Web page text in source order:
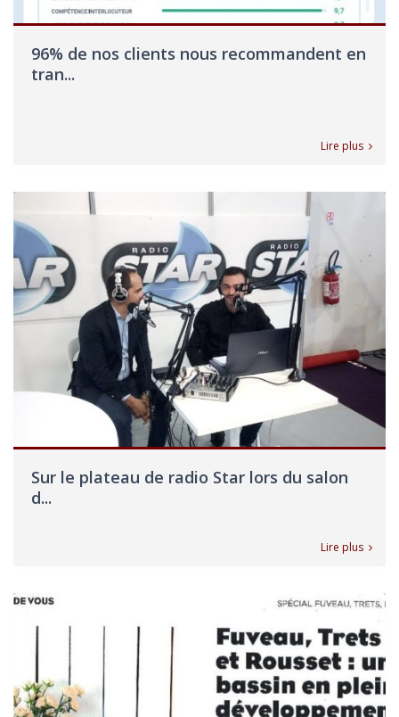
96% de nos clients nous recommandent en
tran...
Lire plus
Sur le plateau de radio Star lors du salon
d...
Lire plus